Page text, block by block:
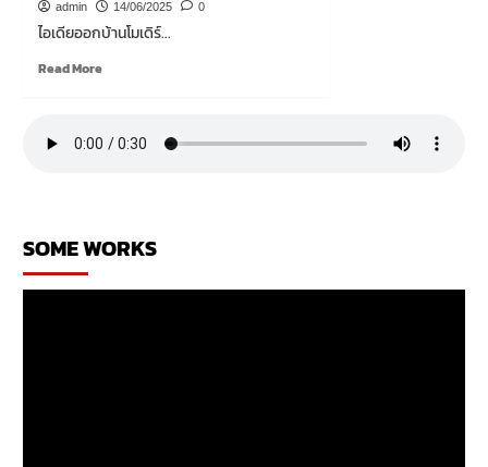
admin 14/06/2025 0
ไอเดียออกบ้านโมเดิร์...
Read MoreRead
เดีย
ยกพื้น
SOME WORKS